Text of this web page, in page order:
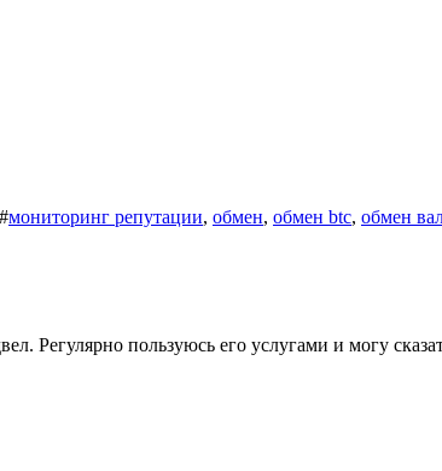
#мониторинг репутации, обмен, обмен btc, обмен
Регулярно пользуюсь его услугами и могу